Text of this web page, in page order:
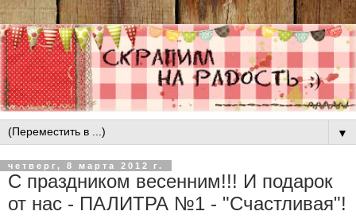
▼
четверг, 8 марта 2012 г.
С праздником весенним!!! И подарок
от нас - ПАЛИТРА №1 - "Счастливая"!